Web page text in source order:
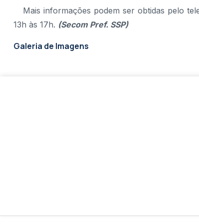
Mais informações podem ser obtidas pelo
13h às 17h. (Secom Pref. SSP)
Galeria de Imagens